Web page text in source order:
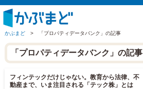
かぶまど > 「プロパティデータバンク」の記事
「プロパティデータバンク」の記事
フィンテックだけじゃない。教育から法律、不
動産まで、いま注目される「テック株」とは